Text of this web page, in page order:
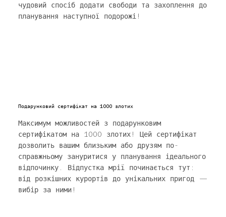
чудовий спосіб додати свободи та захоплення до
планування наступної подорожі!
Максимум можливостей з подарунковим
сертифікатом на 1000 злотих! Цей сертифікат
дозволить вашим близьким або друзям по-
справжньому зануритися у планування ідеального
відпочинку. Відпустка мрії починається тут:
від розкішних курортів до унікальних пригод —
вибір за ними!
Подарунковий сертифікат на 1000 злотих